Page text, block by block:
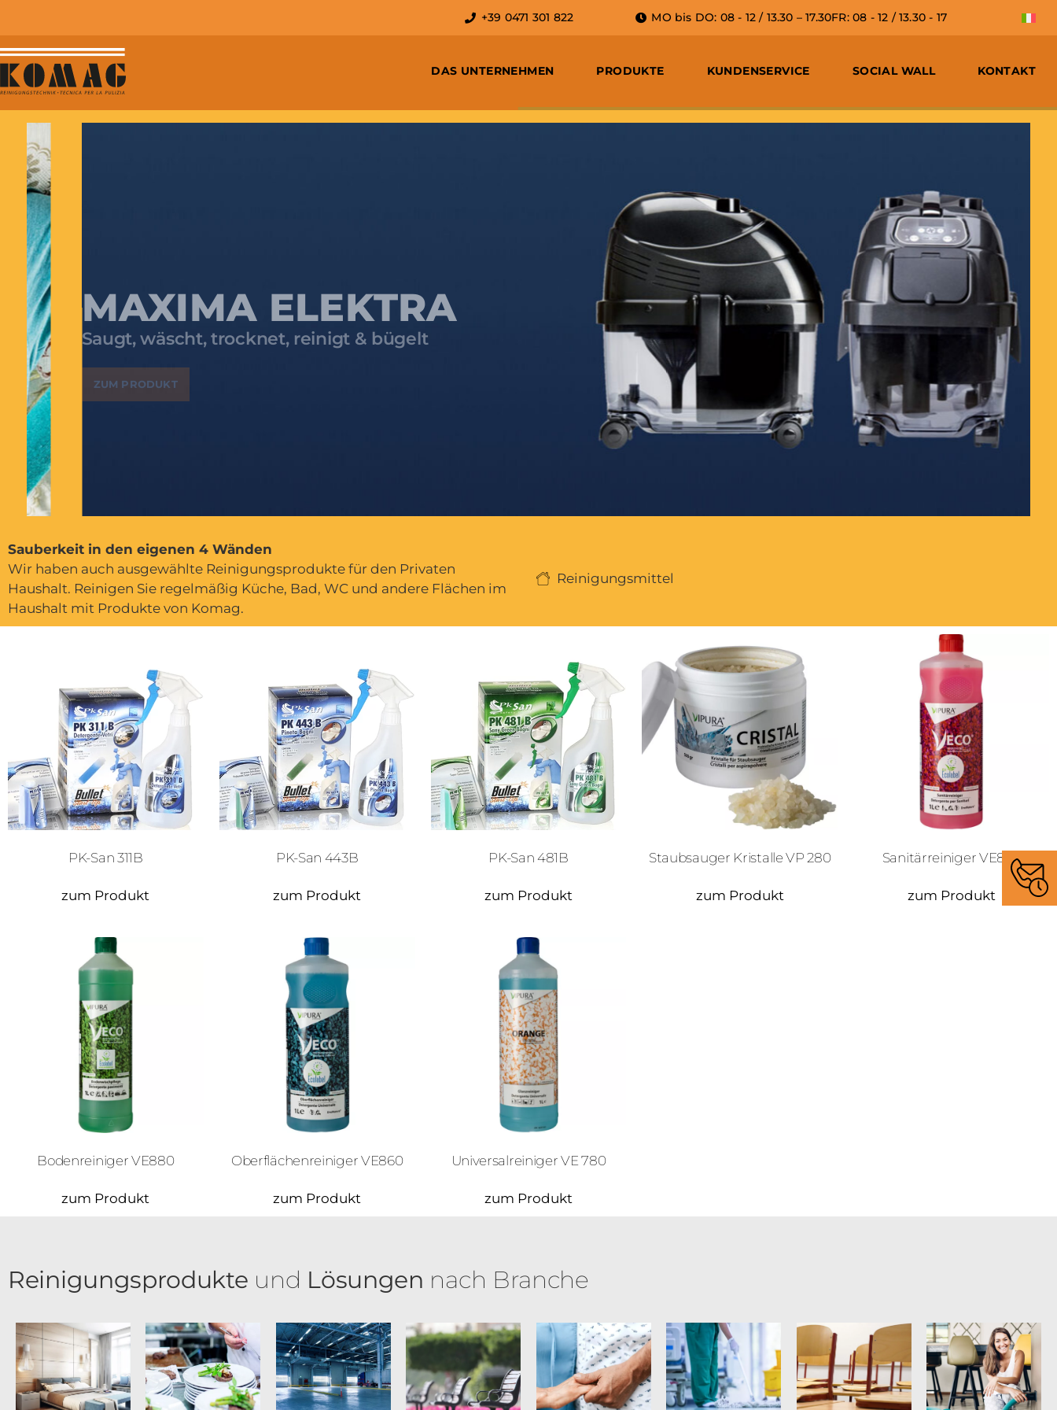
+39 0471 301 822 MO bis DO: 08 - 12 / 13.30 – 17.30FR: 08 - 12 / 13.30 - 17
DAS UNTERNEHMEN PRODUKTE KUNDENSERVICE SOCIAL WALL KONTAKT
MAXIMA ELEKTRA
Saugt, wäscht, trocknet, reinigt & bügelt
Sauberkeit in den eigenen 4 Wänden
Wir haben auch ausgewählte Reinigungsprodukte für den Privaten
Haushalt. Reinigen Sie regelmäßig Küche, Bad, WC und andere Flächen im
Haushalt mit Produkte von Komag.
Reinigungsmittel
PK-San 311B
zum Produkt
PK-San 443B
zum Produkt
PK-San 481B
zum Produkt
Staubsauger Kristalle VP 280
zum Produkt
Sanitärreiniger VE830
zum Produkt
Bodenreiniger VE880
zum Produkt
Oberflächenreiniger VE860
zum Produkt
Universalreiniger VE 780
zum Produkt
Reinigungsprodukte und Lösungen nach Branche